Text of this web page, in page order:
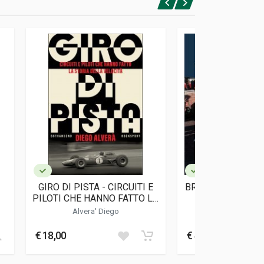
GIRO DI PISTA - CIRCUITI E
PILOTI CHE HANNO FATTO LA
STORIA DELLA VELOCIT·
Alvera' Diego
€ 18,00
BRUNO MORIN:
€ 45,00